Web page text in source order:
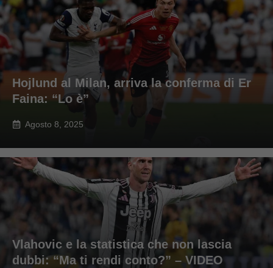
Hojlund al Milan, arriva la conferma di Er
Faina: “Lo è”
Agosto 8, 2025
Vlahovic e la statistica che non lascia
dubbi: “Ma ti rendi conto?” – VIDEO